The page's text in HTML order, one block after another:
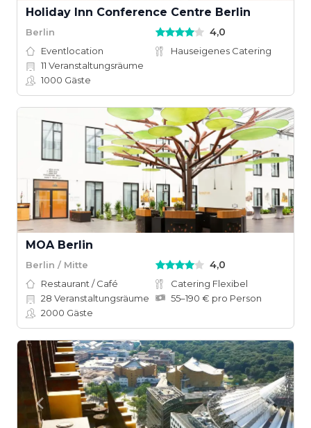
Holiday Inn Conference Centre Berlin
Berlin 4,0
Eventlocation
Hauseigenes Catering
11 Veranstaltungsräume
1000 Gäste
MOA Berlin
Berlin / Mitte 4,0
Restaurant / Café
Catering Flexibel
28 Veranstaltungsräume
55–190 € pro Person
2000 Gäste